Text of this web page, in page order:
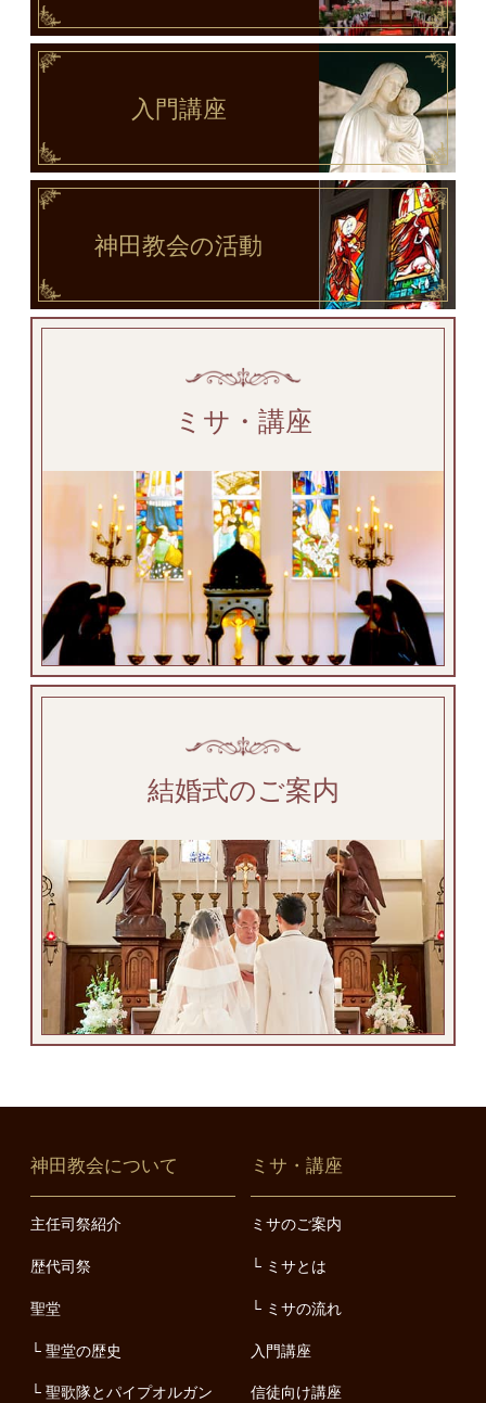
入門講座
神田教会の活動
ミサ・講座
結婚式のご案内
神田教会について
主任司祭紹介
歴代司祭
聖堂
聖堂の歴史
聖歌隊とパイプオルガン
ミサ・講座
ミサのご案内
ミサとは
ミサの流れ
入門講座
信徒向け講座